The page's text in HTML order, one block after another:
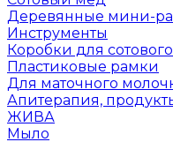
Деревянные мини-
Инструменты
Коробки для
Пластиковые рамки
Для маточного
Апитерапия,
ЖИВА
Мыло